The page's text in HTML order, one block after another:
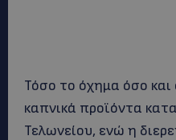
Τόσο το όχημα όσο
καπνικά προϊόντα
Τελωνείου, ενώ η